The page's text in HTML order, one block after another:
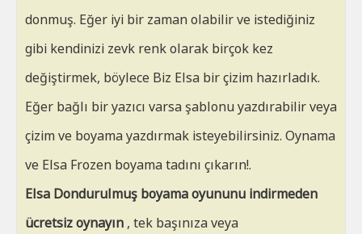
donmuş. Eğer iyi bir zaman olabilir ve istediğiniz
gibi kendinizi zevk renk olarak birçok kez
değiştirmek, böylece Biz Elsa bir çizim hazırladık.
Eğer bağlı bir yazıcı varsa şablonu yazdırabilir veya
çizim ve boyama yazdırmak isteyebilirsiniz. Oynama
ve Elsa Frozen boyama tadını çıkarın!.
Elsa Dondurulmuş boyama oyununu indirmeden
ücretsiz oynayın , tek başınıza veya